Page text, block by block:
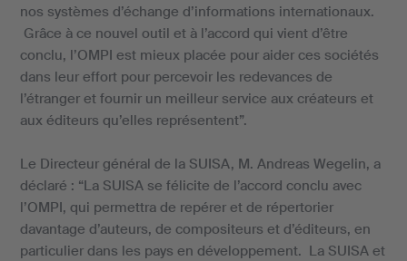
nos systèmes d’échange d’informations internationaux.
Grâce à ce nouvel outil et à l’accord qui vient d’être
conclu, l’OMPI est mieux placée pour aider ces sociétés
dans leur effort pour percevoir les redevances de
l’étranger et fournir un meilleur service aux créateurs et
aux éditeurs qu’elles représentent”.
Le Directeur général de la SUISA, M. Andreas Wegelin, a
déclaré : “La SUISA se félicite de l’accord conclu avec
l’OMPI, qui permettra de repérer et de répertorier
davantage d’auteurs, de compositeurs et d’éditeurs, en
particulier dans les pays en développement. La SUISA et